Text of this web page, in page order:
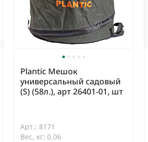
Plantic Мешок
универсальный садовый
(S) (58л.), арт 26401-01, шт
Арт.: 8171
Вес, кг: 0.06